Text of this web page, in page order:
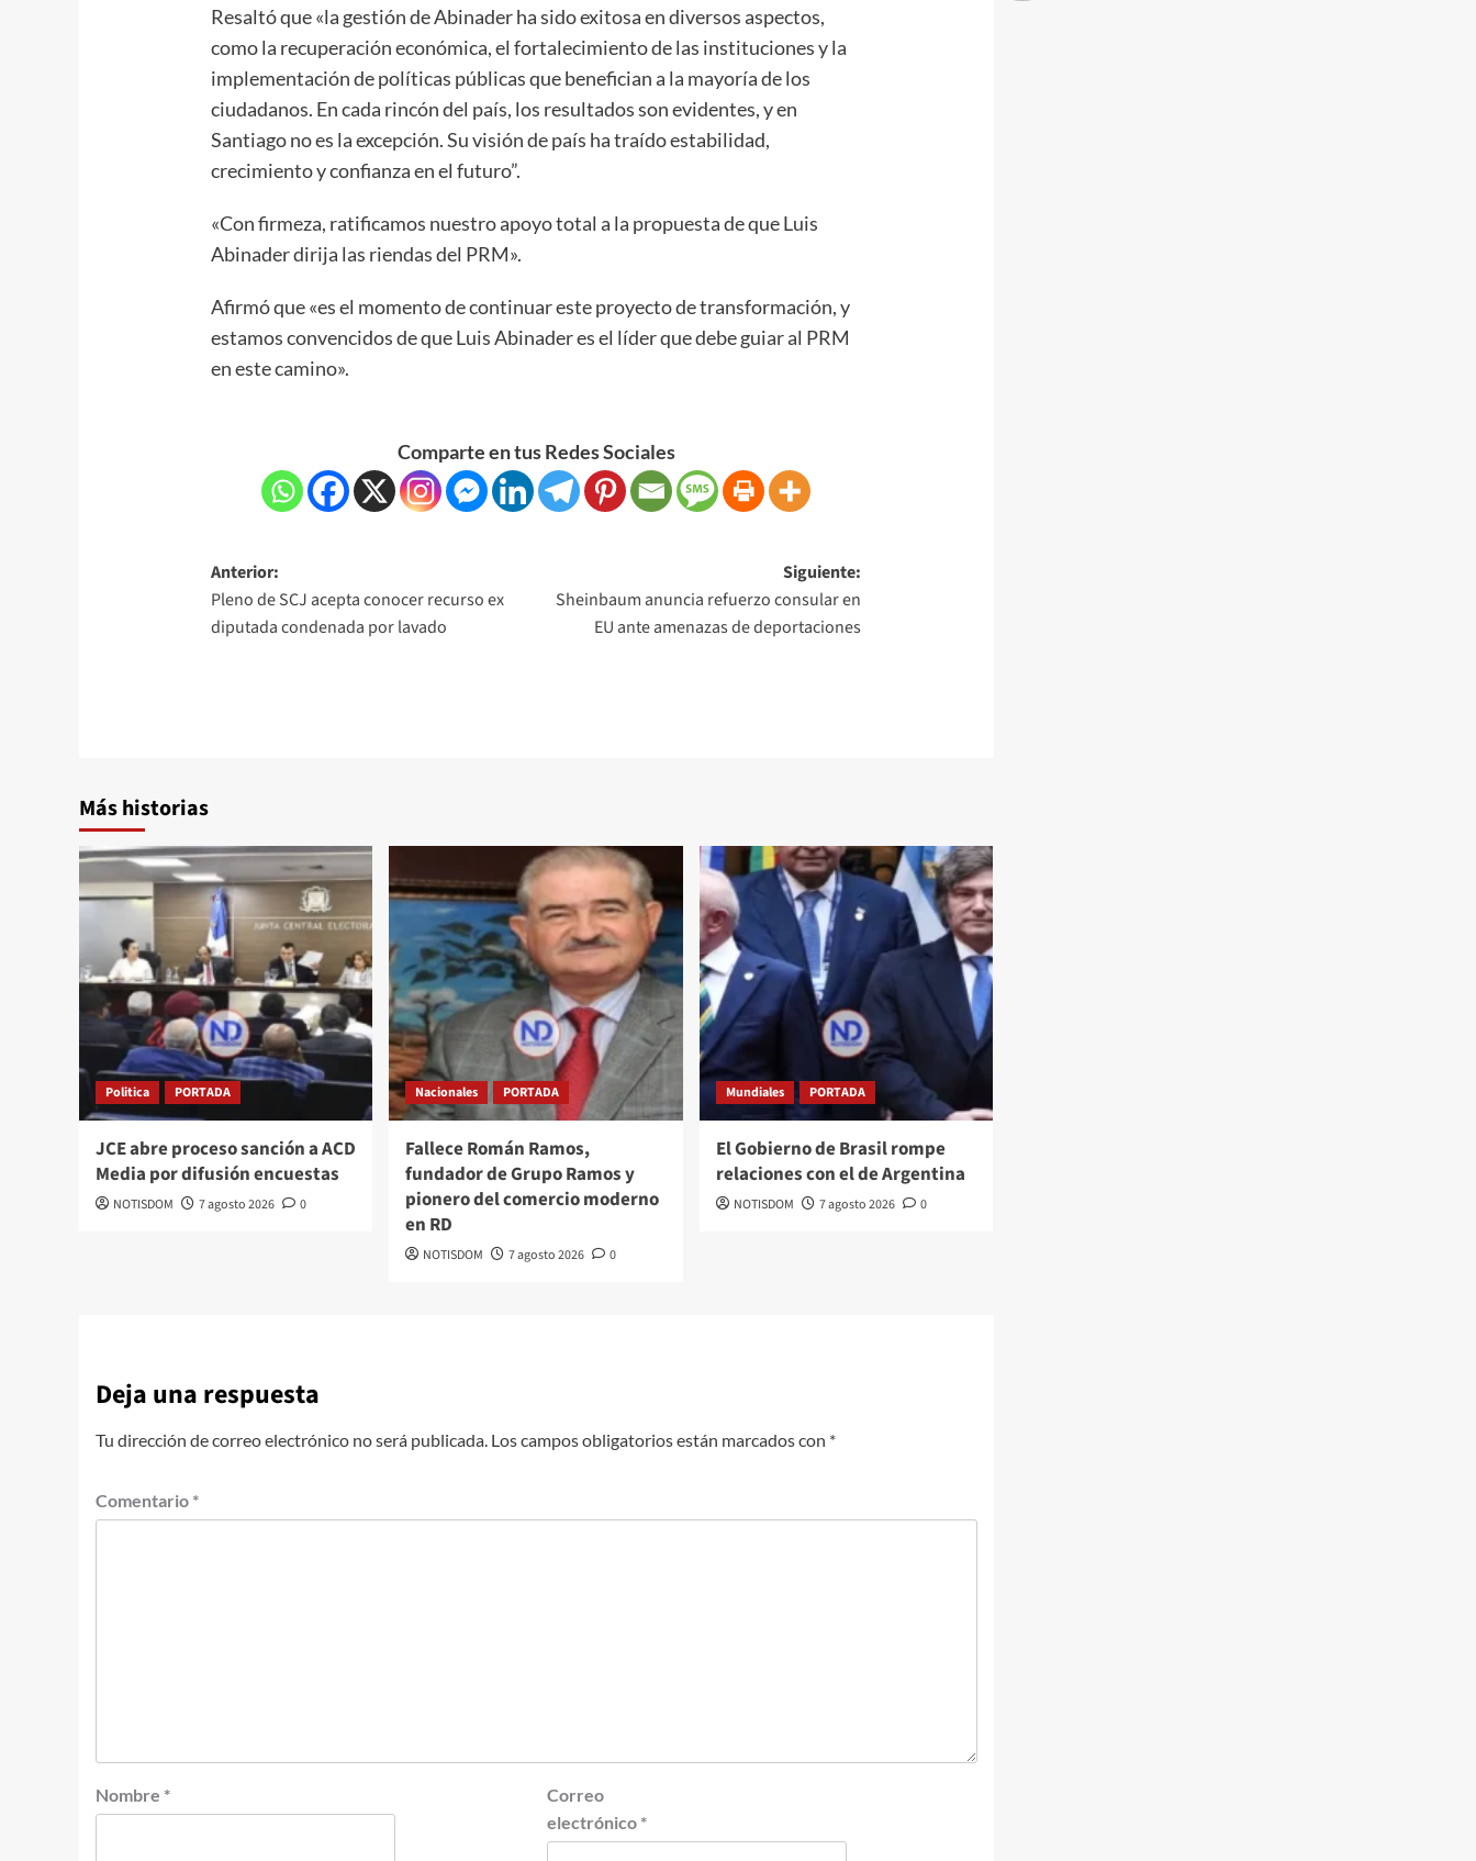
Resaltó que «la gestión de Abinader ha sido exitosa en diversos aspectos,
como la recuperación económica, el fortalecimiento de las instituciones y la
implementación de políticas públicas que benefician a la mayoría de los
ciudadanos. En cada rincón del país, los resultados son evidentes, y en
Santiago no es la excepción. Su visión de país ha traído estabilidad,
crecimiento y confianza en el futuro”.
«Con firmeza, ratificamos nuestro apoyo total a la propuesta de que Luis
Abinader dirija las riendas del PRM».
Afirmó que «es el momento de continuar este proyecto de transformación, y
estamos convencidos de que Luis Abinader es el líder que debe guiar al PRM
en este camino».
Comparte en tus Redes Sociales
Anterior:
Pleno de SCJ acepta conocer recurso ex
diputada condenada por lavado
Siguiente:
Sheinbaum anuncia refuerzo consular en
EU ante amenazas de deportaciones
Más historias
Politica PORTADA
JCE abre proceso sanción a ACD
Media por difusión encuestas
NOTISDOM 7 agosto 2026 0
Nacionales PORTADA
Fallece Román Ramos,
fundador de Grupo Ramos y
pionero del comercio moderno
en RD
NOTISDOM 7 agosto 2026 0
Mundiales PORTADA
El Gobierno de Brasil rompe
relaciones con el de Argentina
NOTISDOM 7 agosto 2026 0
Deja una respuesta
Tu dirección de correo electrónico no será publicada. Los campos obligatorios están marcados con *
Comentario *
Nombre *
Correo
electrónico *